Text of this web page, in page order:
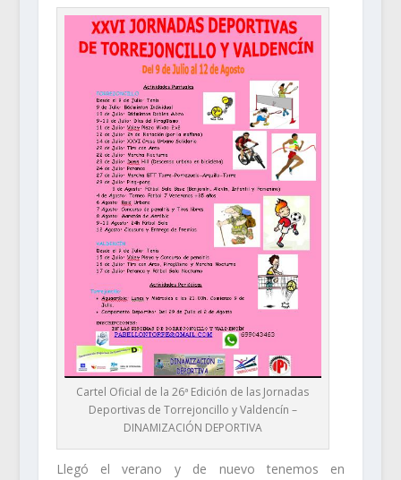
Cartel Oficial de la 26ª Edición de las Jornadas
Deportivas de Torrejoncillo y Valdencín –
DINAMIZACIÓN DEPORTIVA
Llegó el verano y de nuevo tenemos en